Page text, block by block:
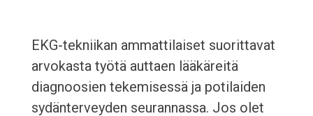
EKG-tekniikan ammattilaiset suorittavat
arvokasta työtä auttaen lääkäreitä
diagnoosien tekemisessä ja potilaiden
sydänterveyden seurannassa. Jos olet